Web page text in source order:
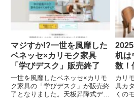
マジすか!?一世を風靡した
ベネッセ×カリモク家具
「学びデスク」販売終了
一世を風靡したベネッセ×カリモ
ク家具の「学びデスク」が販売終
了となりました。天板昇降式デス
机は
数！
カリ
具カ
くの